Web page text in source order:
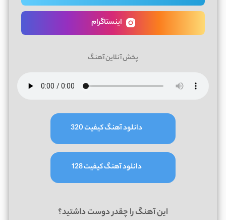
اینستاگرام
پخش آنلاین آهنگ
دانلود آهنگ کیفیت 320
دانلود آهنگ کیفیت 128
این آهنگ را چقدر دوست داشتید؟